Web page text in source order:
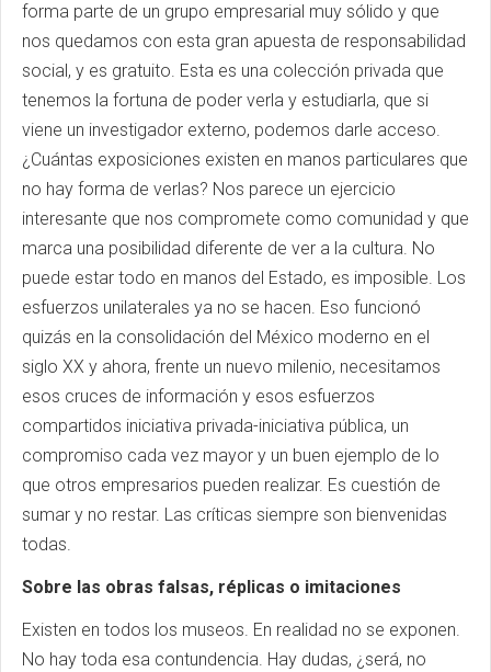
forma parte de un grupo empresarial muy sólido y que
nos quedamos con esta gran apuesta de responsabilidad
social, y es gratuito. Esta es una colección privada que
tenemos la fortuna de poder verla y estudiarla, que si
viene un investigador externo, podemos darle acceso.
¿Cuántas exposiciones existen en manos particulares que
no hay forma de verlas? Nos parece un ejercicio
interesante que nos compromete como comunidad y que
marca una posibilidad diferente de ver a la cultura. No
puede estar todo en manos del Estado, es imposible. Los
esfuerzos unilaterales ya no se hacen. Eso funcionó
quizás en la consolidación del México moderno en el
siglo XX y ahora, frente un nuevo milenio, necesitamos
esos cruces de información y esos esfuerzos
compartidos iniciativa privada-iniciativa pública, un
compromiso cada vez mayor y un buen ejemplo de lo
que otros empresarios pueden realizar. Es cuestión de
sumar y no restar. Las críticas siempre son bienvenidas
todas.
Sobre las obras falsas, réplicas o imitaciones
Existen en todos los museos. En realidad no se exponen.
No hay toda esa contundencia. Hay dudas, ¿será, no